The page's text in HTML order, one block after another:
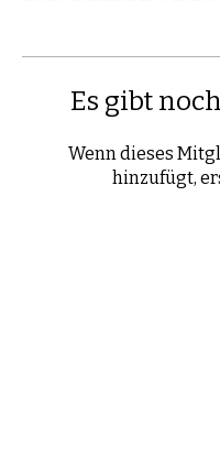
Es gibt
Wenn dieses
hinzufügt,